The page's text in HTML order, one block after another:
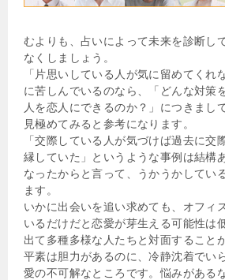
むよりも、占いによって未来を診断し
なくしましょう。
「片思いしている人が気に留めてくれ
に苦しんでいるのなら、「どんな対策
人を恋人にできるのか？」につきまし
見極めてみると参考になります。
「交際している人が気づけば過去に交
縁していた」というような事例は結構
なったからと言って、うかうかしてい
ます。
いかに出会いを追い求めても、オフィ
いるだけだと恋愛が芽生える可能性は
出て多種多様な人たちと対面すること
平素は胆力があるのに、冷静沈着でい
愛の不可解なところです。悩みがある